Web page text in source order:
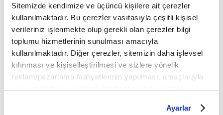
Sitemizde kendimize ve üçüncü kişilere ait çerezler
kullanılmaktadır. Bu çerezler vasıtasıyla çeşitli kişisel
verileriniz işlenmekte olup gerekli olan çerezler bilgi
toplumu hizmetlerinin sunulması amacıyla
kullanılmaktadır. Diğer çerezler, sitemizin daha işlevsel
kılınması ve kişiselleştirilmesi ve sizlere yönelik
reklam/pazarlama faaliyetlerinin yapılması, amaçlarıyla
sınırlı olarak açık rızanız dahilinde kullanılacaktır.
belirleyebilirsiniz. Çerezlere ilişkin detaylı bilgi için
Ayarlar
"GÖKDENİZ Yakın Hava Savunma Sistemi,
üzerinde konuşlu bulunduğu gemiyi hedef alan
anti-gemi füzelerini imha edebilen nokta
savunma sistemi olarak öne çıkıyor. ASELSAN'ın
geliştirdiği 35 milimetre parçacıklı mühimmat
(ATOM) ile yüksek etkili menzile sahip olan
sistem, parçacıklı mühimmat ve klasik tahrip
mühimmatının aynı anda yüklenmesine ve hedef